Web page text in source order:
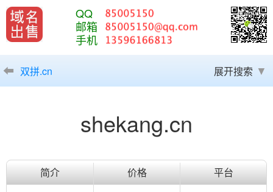
QQ
邮箱
手机
双拼.cn 展开搜索
shekang.cn
简介 价格
平台